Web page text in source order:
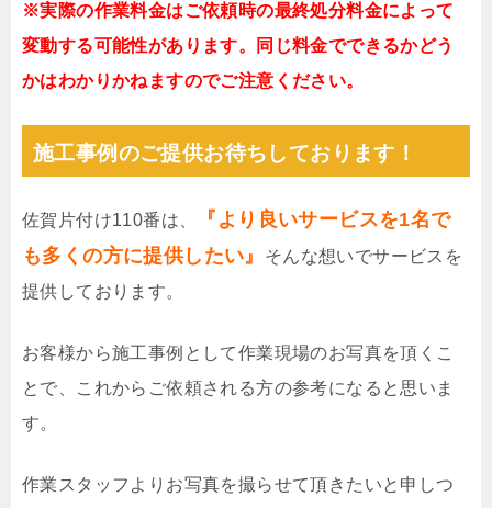
※実際の作業料金はご依頼時の最終処分料金によって
変動する可能性があります。同じ料金でできるかどう
かはわかりかねますのでご注意ください。
施工事例のご提供お待ちしております！
佐賀片付け110番は、
『より良いサービスを1名で
も多くの方に提供したい』
そんな想いでサービスを
提供しております。
お客様から施工事例として作業現場のお写真を頂くこ
とで、これからご依頼される方の参考になると思いま
す。
作業スタッフよりお写真を撮らせて頂きたいと申しつ